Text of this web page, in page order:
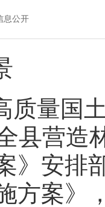
息公开
质量国
县营造
》安排
方案》